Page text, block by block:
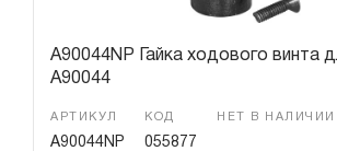
A90044NP Гайка ходового винта
A90044
АРТИКУЛ
A90044NP
КОД
055877
НЕТ В НАЛИЧИИ